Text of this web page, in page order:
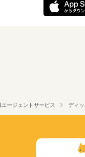
ージェントサービス ディ